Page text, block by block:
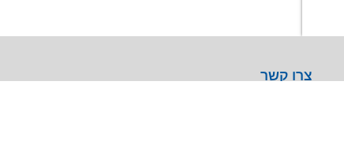
צרו קשר